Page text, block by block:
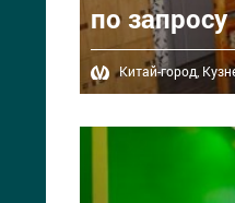
по запросу
Китай-город,